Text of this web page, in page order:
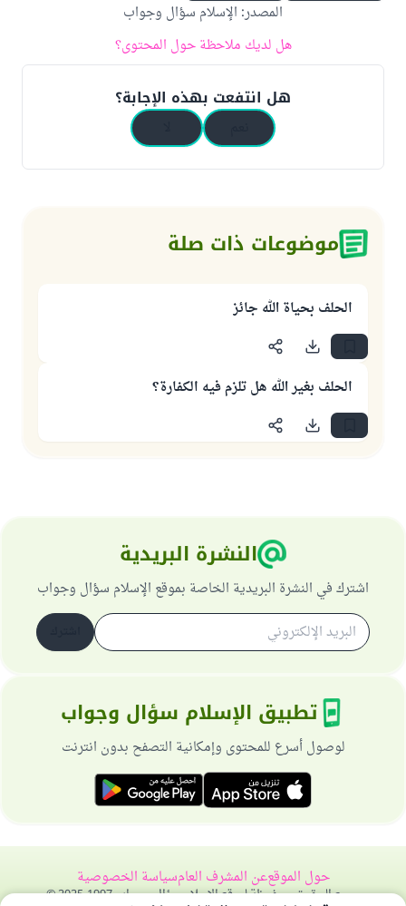
المصدر: الإسلام سؤال وجواب
هل لديك ملاحظة حول المحتوى؟
هل انتفعت بهذه الإجابة؟
موضوعات ذات صلة
الحلف بحياة الله جائز
الحلف بغير الله هل تلزم فيه الكفارة؟
النشرة البريدية
اشترك في النشرة البريدية الخاصة بموقع الإسلام سؤال وجواب
تطبيق الإسلام سؤال وجواب
لوصول أسرع للمحتوى وإمكانية التصفح بدون انترنت
حول الموقععن المشرف العامسياسة الخصوصية
جميع الحقوق محفوظة لموقع الإسلام سؤال وجواب 1997-2025 ©